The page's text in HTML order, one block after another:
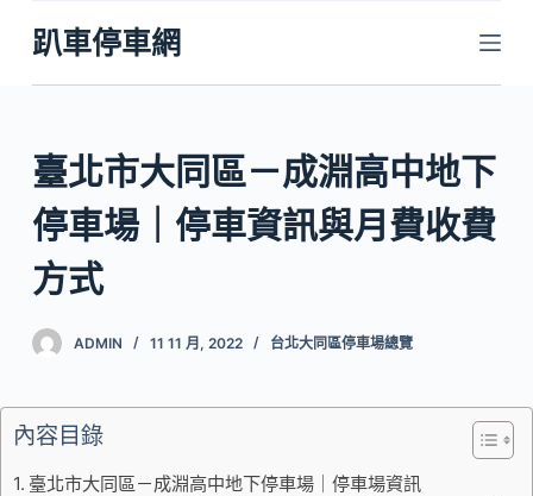
跳
至
主
內
容
趴車停車網
臺北市大同區－成淵高中地下
停車場｜停車資訊與月費收費
方式
ADMIN 11 11 月, 2022 台北大同區停車場總覽
內容目錄
臺北市大同區－成淵高中地下停車場｜停車場資訊